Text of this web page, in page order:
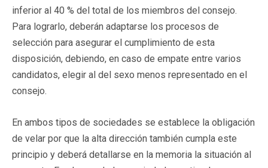
inferior al 40 % del total de los miembros del consejo.
Para lograrlo, deberán adaptarse los procesos de
selección para asegurar el cumplimiento de esta
disposición, debiendo, en caso de empate entre varios
candidatos, elegir al del sexo menos representado en el
consejo.
En ambos tipos de sociedades se establece la obligación
de velar por que la alta dirección también cumpla este
principio y deberá detallarse en la memoria la situación al